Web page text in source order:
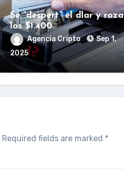
Se “despert” el dlar y roza
los $1.400
Agencia Cripto
Sep 1,
2025
Required fields are marked *